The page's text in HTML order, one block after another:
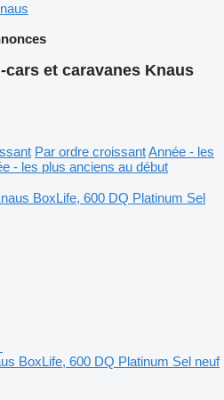
cars et caravanes Knaus
Par ordre croissantAnnée - les
- les plus anciens au début
BoxLife, 600 DQ Platinum Sel neuf